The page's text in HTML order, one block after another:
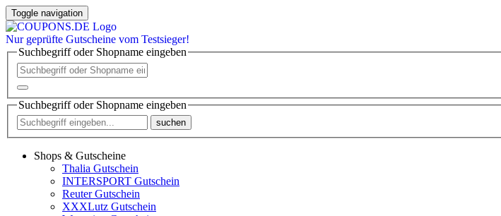
Toggle navigation
Nur geprüfte Gutscheine vom Testsieger!
Suchbegriff oder Shopname eingeben
Suchbegriff oder Shopname eingeben
suchen
Shops & Gutscheine
Thalia Gutschein
INTERSPORT Gutschein
Reuter Gutschein
XXXLutz Gutschein